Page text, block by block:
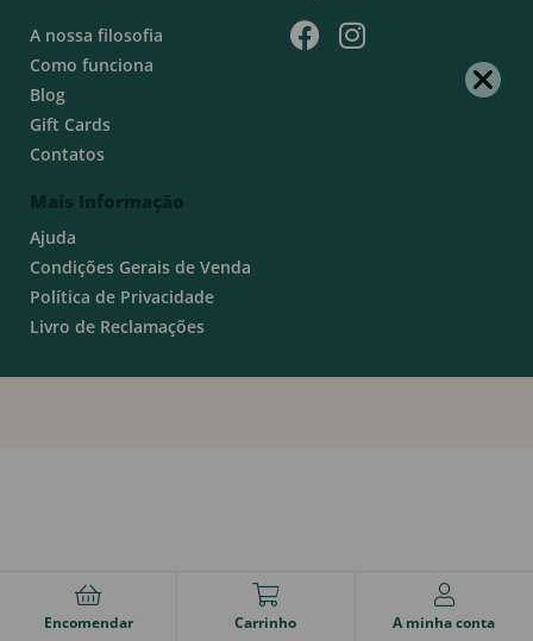
A nossa filosofia
Como funciona
Blog
Gift Cards
Contatos
Mais Informação
Ajuda
Condições Gerais de Venda
Política de Privacidade
Livro de Reclamações
Encomendar Carrinho A minha conta